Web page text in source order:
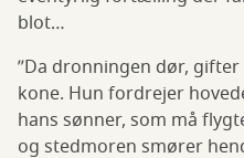
blot…
”Da dronningen dør,
kone. Hun fordrejer
hans sønner, som må
og stedmoren smører